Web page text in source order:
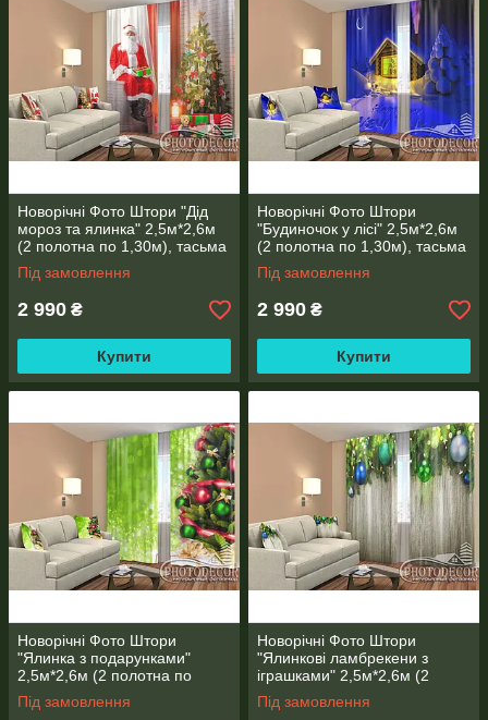
Новорічні Фото Штори "Дід
мороз та ялинка" 2,5м*2,6м
(2 полотна по 1,30м), тасьма
Під замовлення
2 990 ₴
Купити
Новорічні Фото Штори
"Будиночок у лісі" 2,5м*2,6м
(2 полотна по 1,30м), тасьма
Під замовлення
2 990 ₴
Купити
Новорічні Фото Штори
"Ялинка з подарунками"
2,5м*2,6м (2 полотна по
1,30м), тасьма
Під замовлення
Новорічні Фото Штори
"Ялинкові ламбрекени з
іграшками" 2,5м*2,6м (2
полотна по 1,30м), тасьма
Під замовлення